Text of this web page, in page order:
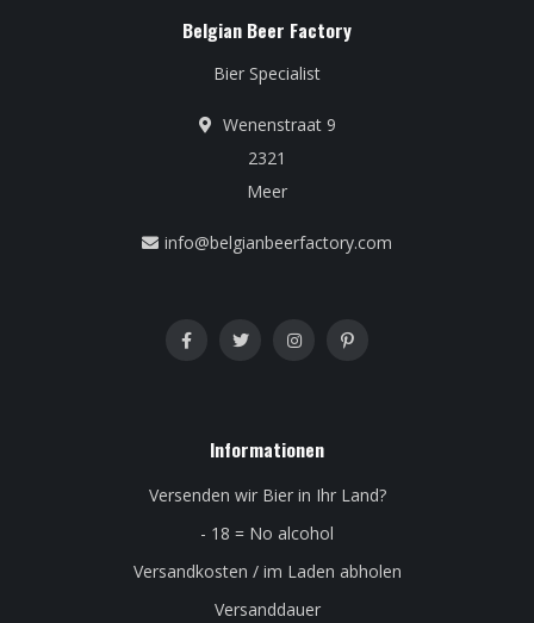
Belgian Beer Factory
Bier Specialist
Wenenstraat 9
2321
Meer
info@belgianbeerfactory.com
Informationen
Versenden wir Bier in Ihr Land?
- 18 = No alcohol
Versandkosten / im Laden abholen
Versanddauer